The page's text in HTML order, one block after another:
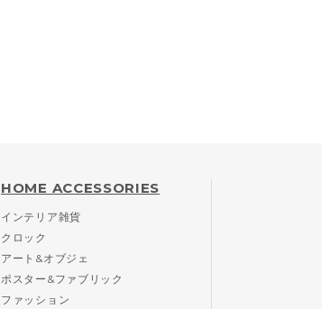
HOME ACCESSORIES
インテリア雑貨
クロック
アート&オブジェ
ポスター&ファブリック
ファッション